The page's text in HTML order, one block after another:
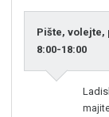
Pište, volejte,
8:00-18:00